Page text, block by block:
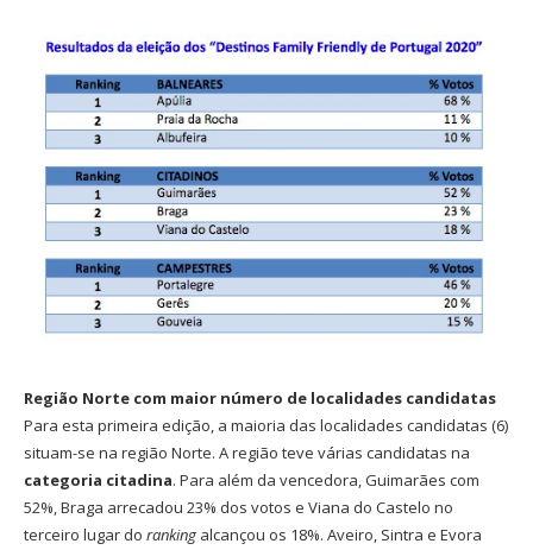
Região Norte com maior número de localidades candidatas
Para esta primeira edição, a maioria das localidades candidatas (6)
situam-se na região Norte. A região teve várias candidatas na
categoria citadina. Para além da vencedora, Guimarães com
52%, Braga arrecadou 23% dos votos e Viana do Castelo no
terceiro lugar do ranking alcançou os 18%. Aveiro, Sintra e Evora